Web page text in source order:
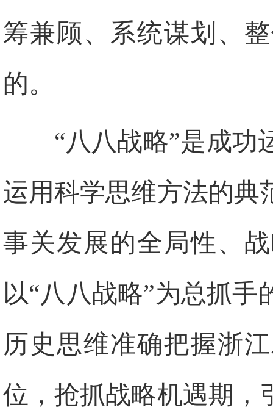
筹兼顾、系统谋划、
的。
“八八战略”是成功
运用科学思维方法的典
事关发展的全局性、
以“八八战略”为总抓
历史思维准确把握浙
位，抢抓战略机遇期，